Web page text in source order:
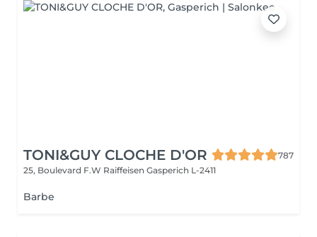
TONI&GUY CLOCHE D'OR
787
25, Boulevard F.W Raiffeisen Gasperich L-2411
Barbe